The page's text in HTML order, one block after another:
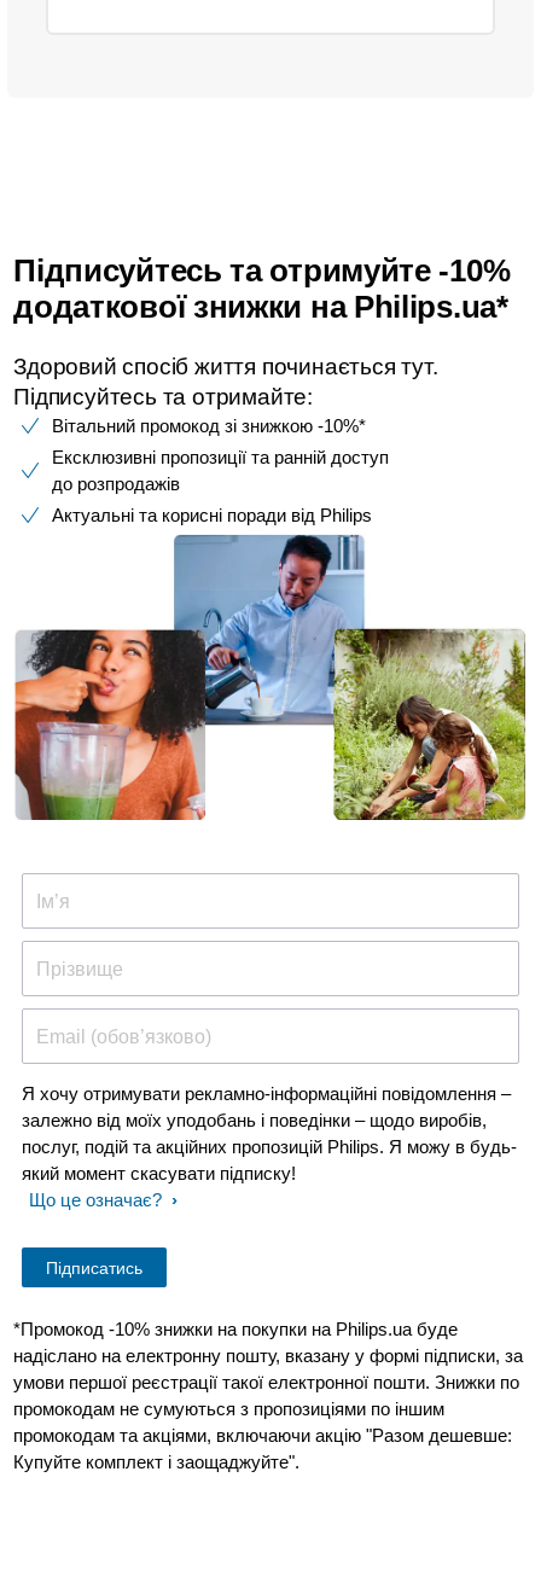
Підписуйтесь та отримуйте -10%
додаткової знижки на Philips.ua*
Здоровий спосіб життя починається тут.
Підписуйтесь та отримайте:​
Вітальний промокод зі знижкою -10%*​
Ексклюзивні пропозиції та ранній доступ
до розпродажів​
Актуальні та корисні поради від Philips​
Ім’я
Прізвище
Email (обов’язково)
Я хочу отримувати рекламно-інформаційні повідомлення –
залежно від моїх уподобань і поведінки – щодо виробів,
послуг, подій та акційних пропозицій Philips. Я можу в будь-
який момент скасувати підписку!
Що це означає?
*Промокод -10% знижки на покупки на Philips.ua буде
надіслано на електронну пошту, вказану у формі підписки, за
умови першої реєстрації такої електронної пошти. Знижки по
промокодам не сумуються з пропозиціями по іншим
промокодам та акціями, включаючи акцію "Разом дешевше:
Купуйте комплект і заощаджуйте".